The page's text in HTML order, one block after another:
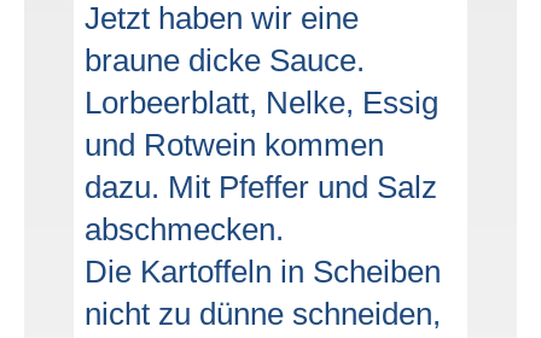
Jetzt haben wir eine
braune dicke Sauce.
Lorbeerblatt, Nelke, Essig
und Rotwein kommen
dazu. Mit Pfeffer und Salz
abschmecken.
Die Kartoffeln in Scheiben
nicht zu dünne schneiden,